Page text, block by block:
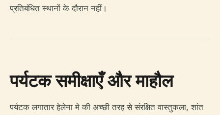
प्रतिबंधित स्थानों के दौरान नहीं।
पर्यटक समीक्षाएँ और माहौल
पर्यटक लगातार हेलेना मे की अच्छी तरह से संरक्षित वास्तुकला, शांत